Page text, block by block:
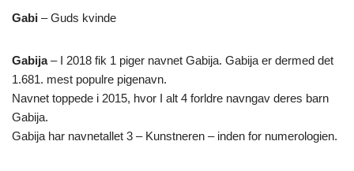
Gabi – Guds kvinde
Gabija– I 2018 fik 1 piger navnet Gabija. Gabija er dermed det
1.681. mest populre pigenavn.
Navnet toppede i 2015, hvor I alt 4 forldre navngav deres barn
Gabija.
Gabija har navnetallet 3 – Kunstneren – inden for numerologien.